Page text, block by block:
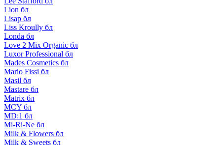
Lion бл
Lisap бл
Liss Kroully бл
Londa бл
Love 2 Mix Organic бл
Luxor Professional бл
Mades Cosmetics бл
Mario Fissi бл
Masil бл
Mastare бл
Matrix бл
MCY бл
MD:1 бл
Mi-Ri-Ne бл
Milk & Flowers бл
Milk & Sweets бл